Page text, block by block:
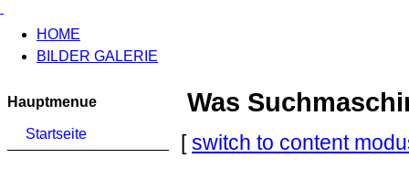
HOME
BILDER GALERIE
Hauptmenue
Startseite
Was
[switch to content